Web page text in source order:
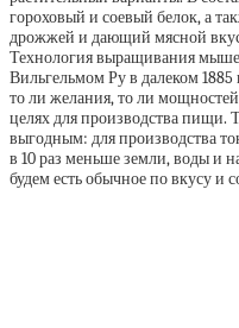
гороховый и соевый белок, а
дрожжей и дающий мясной
Технология выращивания
Вильгельмом Ру в далеком 1885
то ли желания, то ли
целях для производства пищи.
выгодным: для производства
в 10 раз меньше земли, воды и
будем есть обычное по вкусу и